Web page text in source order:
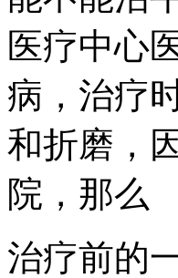
医疗中心
病，治疗
和折磨，
院，那么
治疗前的